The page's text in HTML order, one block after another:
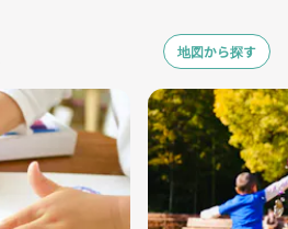
地図から探す